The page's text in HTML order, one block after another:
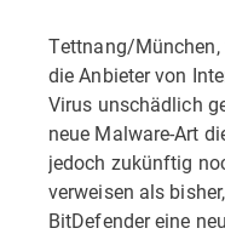
Tettnang/München,
die Anbieter von
Virus unschädlich
neue Malware-Art
jedoch zukünftig
verweisen als
BitDefender eine